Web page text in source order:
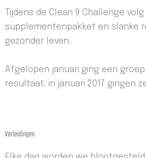
Tijdens de Clean 9 Challenge
supplementenpakket en slanke
gezonder leven.
Afgelopen januari ging een
resultaat. in januari 2017 gingen
Verleidingen